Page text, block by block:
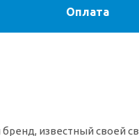
Оплата
известный своей